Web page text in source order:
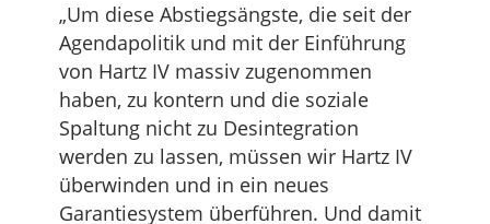
„Um diese Abstiegsängste, die seit der
Agendapolitik und mit der Einführung
von Hartz IV massiv zugenommen
haben, zu kontern und die soziale
Spaltung nicht zu Desintegration
werden zu lassen, müssen wir Hartz IV
überwinden und in ein neues
Garantiesystem überführen. Und damit